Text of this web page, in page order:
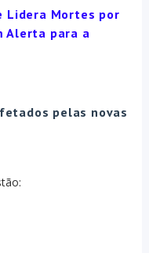
Lidera Mortes por
Alerta para a
pelas novas